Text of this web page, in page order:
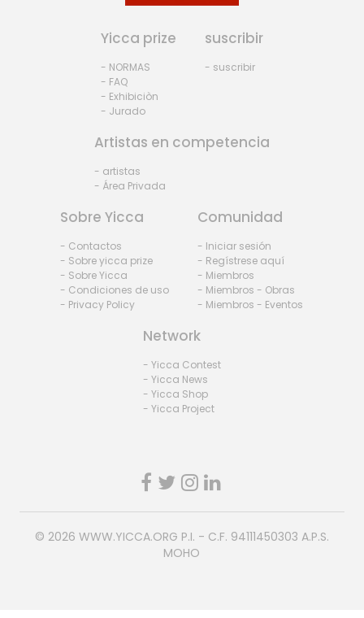
Yicca prize
- NORMAS
- FAQ
- Exhibiciòn
- Jurado
suscribir
- suscribir
Artistas en competencia
- artistas
- Área Privada
Sobre Yicca
- Contactos
- Sobre yicca prize
- Sobre Yicca
- Condiciones de uso
- Privacy Policy
Comunidad
- Iniciar sesión
- Regístrese aquí
- Miembros
- Miembros - Obras
- Miembros - Eventos
Network
- Yicca Contest
- Yicca News
- Yicca Shop
- Yicca Project
© 2026 WWW.YICCA.ORG P.I. - C.F. 94111450303 A.P.S.
MOHO